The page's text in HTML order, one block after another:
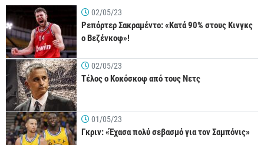
02/05/23
Ρεπόρτερ Σακραμέντο: «Κατά 90% στους Κινγκς
ο Βεζένκοφ»!
02/05/23
Τέλος ο Κοκόσκοφ από τους Νετς
01/05/23
Γκριν: «Έχασα πολύ σεβασμό για τον Σαμπόνις»